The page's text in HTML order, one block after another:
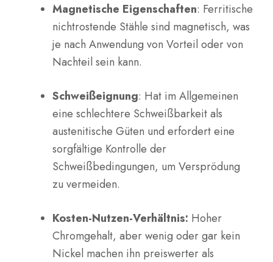
Magnetische Eigenschaften: Ferritische
nichtrostende Stähle sind magnetisch, was
je nach Anwendung von Vorteil oder von
Nachteil sein kann.
Schweißeignung: Hat im Allgemeinen
eine schlechtere Schweißbarkeit als
austenitische Güten und erfordert eine
sorgfältige Kontrolle der
Schweißbedingungen, um Versprödung
zu vermeiden.
Kosten-Nutzen-Verhältnis: Hoher
Chromgehalt, aber wenig oder gar kein
Nickel machen ihn preiswerter als